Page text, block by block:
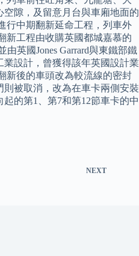
隙，及留意月台與車廂地面的
行中期翻新延命工程，列車外
新工程由收購英國都城嘉慕的
英國Jones Garrard與東鐵部鐵
設計，曾獲得該年英國設計業
新後的車頭改為較流線的密封
被取消，改為在車卡兩側安裝
的第1、第7和第12節車卡的中
NEXT